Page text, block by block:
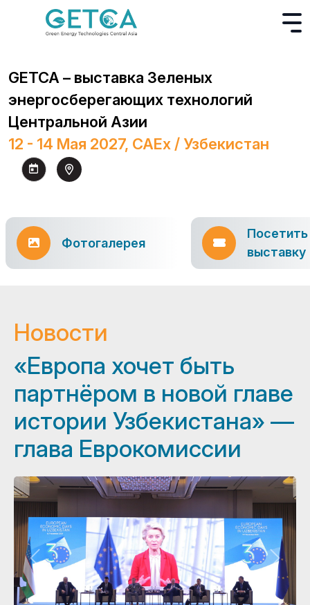
GETCA – выставка Зеленых
энергосберегающих технологий
Центральной Азии
12 - 14 Мая 2027, CAEx / Узбекистан
Фотогалерея
Посетить
выставку
Новости
«Европа хочет быть
партнёром в новой главе
истории Узбекистана» —
глава Еврокомиссии